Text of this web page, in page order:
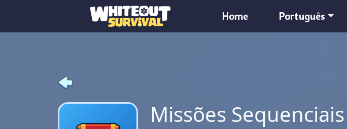
Home Português
Missões Sequenciais